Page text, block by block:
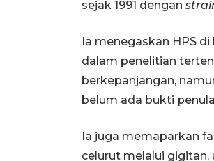
sejak 1991 dengan
Ia menegaskan HPS
dalam penelitian
berkepanjangan,
belum ada bukti
Ia juga memaparkan
celurut melalui gigitan,